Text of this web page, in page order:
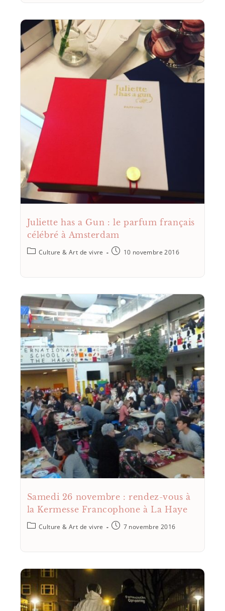
Juliette has a Gun : le parfum français
célébré à Amsterdam
Culture & Art de vivre 10 novembre 2016
Samedi 26 novembre : rendez-vous à
la Kermesse Francophone à La Haye
Culture & Art de vivre 7 novembre 2016